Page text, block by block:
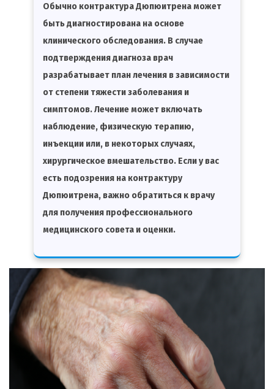
Обычно контрактура Дюпюитрена может
быть диагностирована на основе
клинического обследования. В случае
подтверждения диагноза врач
разрабатывает план лечения в зависимости
от степени тяжести заболевания и
симптомов. Лечение может включать
наблюдение, физическую терапию,
инъекции или, в некоторых случаях,
хирургическое вмешательство. Если у вас
есть подозрения на контрактуру
Дюпюитрена, важно обратиться к врачу
для получения профессионального
медицинского совета и оценки.